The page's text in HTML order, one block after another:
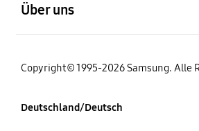
Über uns
Copyright© 1995-2026 Samsung. Alle
Deutschland/Deutsch